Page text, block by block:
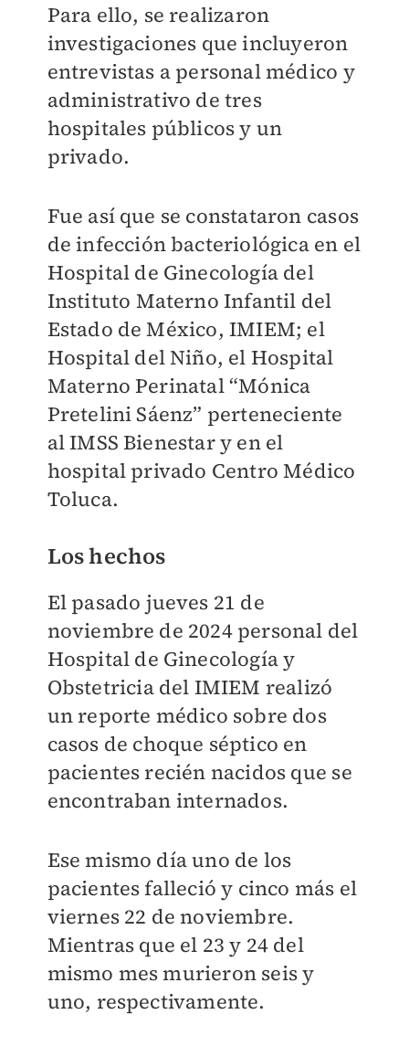
Para ello, se realizaron
investigaciones que incluyeron
entrevistas a personal médico y
administrativo de tres
hospitales públicos y un
privado.
Fue así que se constataron casos
de infección bacteriológica en el
Hospital de Ginecología del
Instituto Materno Infantil del
Estado de México, IMIEM; el
Hospital del Niño, el Hospital
Materno Perinatal “Mónica
Pretelini Sáenz” perteneciente
al IMSS Bienestar y en el
hospital privado Centro Médico
Toluca.
Los hechos
El pasado jueves 21 de
noviembre de 2024 personal del
Hospital de Ginecología y
Obstetricia del IMIEM realizó
un reporte médico sobre dos
casos de choque séptico en
pacientes recién nacidos que se
encontraban internados.
Ese mismo día uno de los
pacientes falleció y cinco más el
viernes 22 de noviembre.
Mientras que el 23 y 24 del
mismo mes murieron seis y
uno, respectivamente.